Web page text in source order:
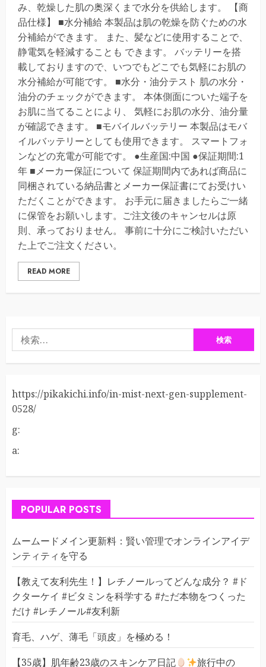
み、乾燥した肌の奥深くまで水分を供給します。 【商
品仕様】 ■水分補給 本製品は肌の乾燥を防ぐための水
分補給ができます。 また、髪などに使用することで、
静電気を軽減することも できます。 バッテリーを搭
載しておりますので、いつでもどこでも気軽にお肌の
水分補給が可能です。 ■水分・油分テスト 肌の水分・
油分のチェックができます。 本体側面についた端子を
お肌に当てることにより、 気軽にお肌の水分、油分量
が確認できます。 ■モバイルバッテリー 本製品はモバ
イルバッテリーとしても使用できます。 スマートフォ
ンなどの充電が可能です。 ●生産国:中国 ●保証期間:1
年 ■メーカー保証について 保証期間内であれば商品に
同梱されている納品書とメーカー保証書にてお受けい
ただくことができます。 お手元に届きましたらご一緒
に保管をお願いします。ご注文後のキャンセルは原
則、承っておりません。 事前に十分にご検討いただい
た上でご注文ください。
READ MORE
索:
https://pikakichi.info/in-mist-next-gen-supplement-
0528/
g:
a:
POPULAR POSTS
ムームードメイン更新料：賢い管理でオンラインアイデ
ンティティを守る
【教えて友利先生！】レチノールってどんな成分？ #ド
クターケイ #ビタミンを科学する #ただ本物をつくった
だけ #レチノール#友利新
育毛、ハゲ、薄毛「頭皮」を極める！
【35歳】肌年齢23歳のスキンケア日記
旅行中の